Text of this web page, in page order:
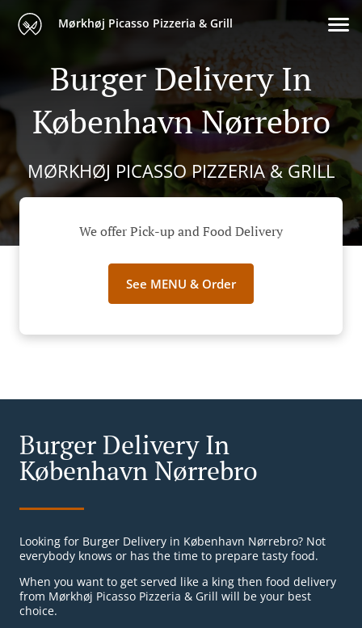
Mørkhøj Picasso Pizzeria & Grill
Burger Delivery In
København Nørrebro
MØRKHØJ PICASSO PIZZERIA & GRILL
We offer Pick-up and Food Delivery
See MENU & Order
Burger Delivery In
København Nørrebro
Looking for Burger Delivery in København Nørrebro? Not
everybody knows or has the time to prepare tasty food.
When you want to get served like a king then food delivery
from Mørkhøj Picasso Pizzeria & Grill will be your best
choice.